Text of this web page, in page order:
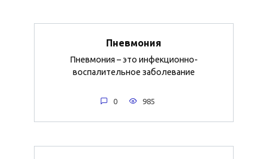
Пневмония
Пневмония – это инфекционно-
воспалительное заболевание
0 985